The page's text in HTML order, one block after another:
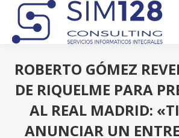
ROBERTO GÓMEZ
DE RIQUELME PARA
AL REAL MADRID:
ANUNCIAR UN